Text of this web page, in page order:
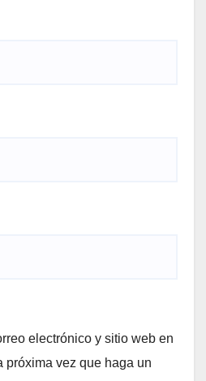
electrónico y sitio web en
próxima vez que haga un